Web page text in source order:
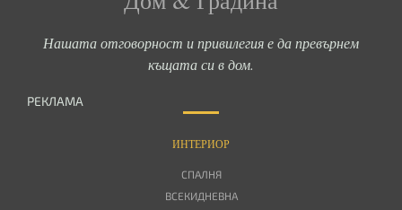
Нашата отговорност и привилегия е да превърнем
къщата си в дом.
РЕКЛАМА
ИНТЕРИОР
СПАЛНЯ
ВСЕКИДНЕВНА